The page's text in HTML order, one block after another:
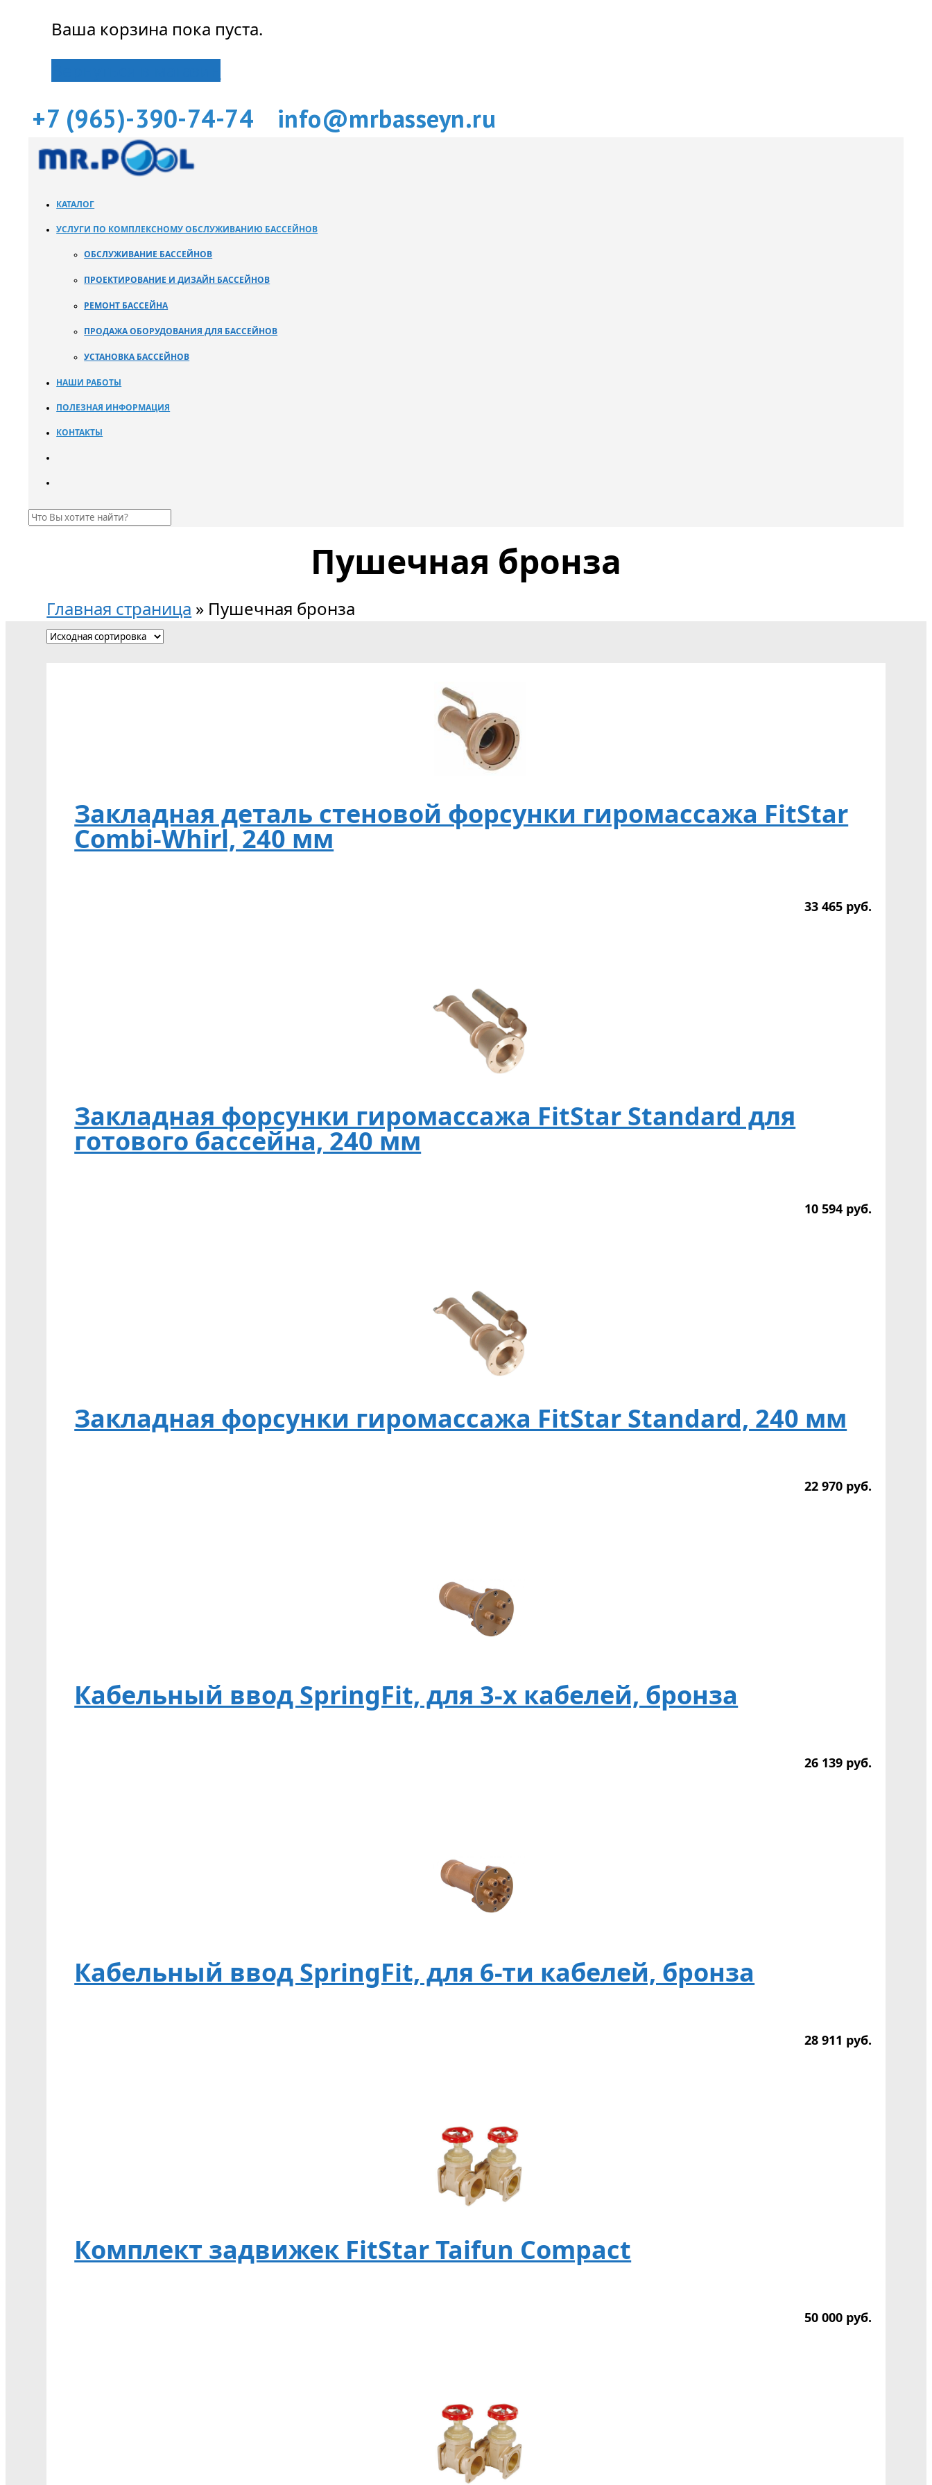
Ваша корзина пока пуста.
+7 (965)-390-74-74 info@mrbasseyn.ru
КАТАЛОГ
УСЛУГИ ПО КОМПЛЕКСНОМУ ОБСЛУЖИВАНИЮ БАССЕЙНОВ
ОБСЛУЖИВАНИЕ БАССЕЙНОВ
ПРОЕКТИРОВАНИЕ И ДИЗАЙН БАССЕЙНОВ
РЕМОНТ БАССЕЙНА
ПРОДАЖА ОБОРУДОВАНИЯ ДЛЯ БАССЕЙНОВ
УСТАНОВКА БАССЕЙНОВ
НАШИ РАБОТЫ
ПОЛЕЗНАЯ ИНФОРМАЦИЯ
КОНТАКТЫ
Пушечная бронза
Главная страница » Пушечная бронза
Закладная деталь стеновой форсунки гиромассажа FitStar
Combi-Whirl, 240 мм
33 465 руб.
Закладная форсунки гиромассажа FitStar Standard для
готового бассейна, 240 мм
10 594 руб.
Закладная форсунки гиромассажа FitStar Standard, 240 мм
22 970 руб.
Кабельный ввод SpringFit, для 3-х кабелей, бронза
26 139 руб.
Кабельный ввод SpringFit, для 6-ти кабелей, бронза
28 911 руб.
Комплект задвижек FitStar Taifun Compact
50 000 руб.